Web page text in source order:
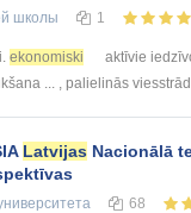
школы 1
ekonomiski aktīvie
... , palielinās
Latvijas Nacionālā
68